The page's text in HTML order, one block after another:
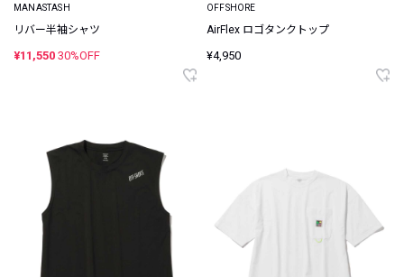
MANASTASH
リバー半袖シャツ
¥11,550 30%OFF
OFFSHORE
AirFlex ロゴタンクトップ
¥4,950